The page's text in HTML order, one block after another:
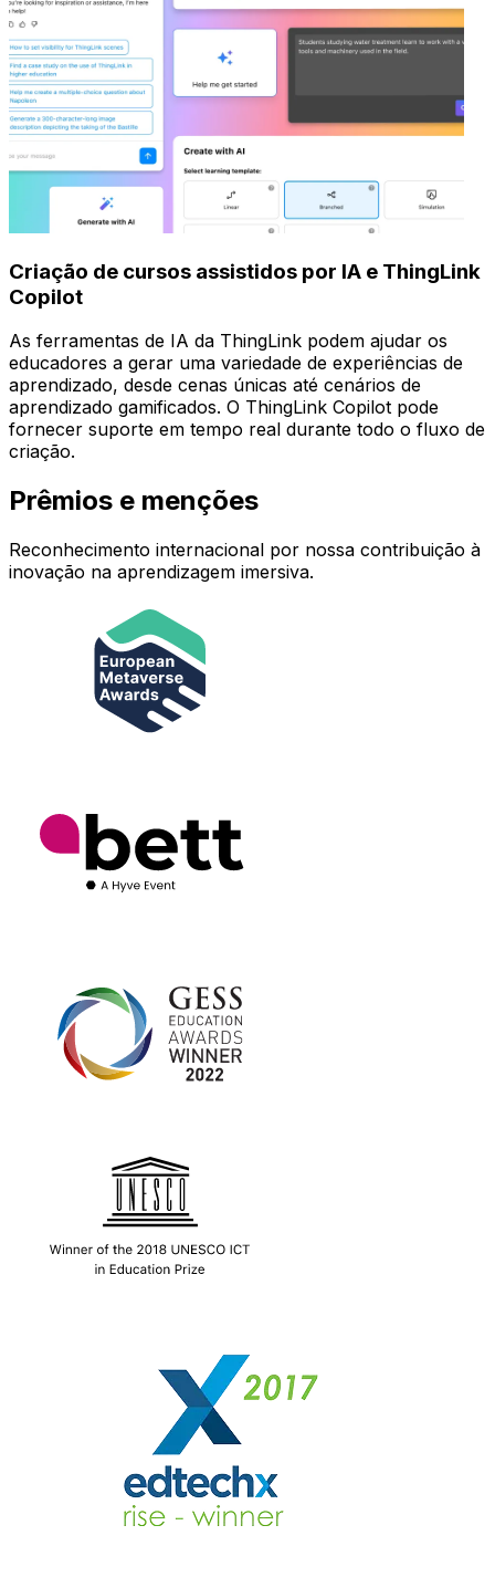
Criação de cursos assistidos por IA e ThingLink
Copilot
As ferramentas de IA da ThingLink podem ajudar os
educadores a gerar uma variedade de experiências de
aprendizado, desde cenas únicas até cenários de
aprendizado gamificados. O ThingLink Copilot pode
fornecer suporte em tempo real durante todo o fluxo de
criação.
Prêmios e menções
Reconhecimento internacional por nossa contribuição à
inovação na aprendizagem imersiva.